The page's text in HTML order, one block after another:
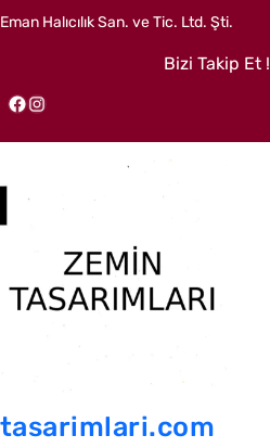
Halıcılık San. ve Tic. Ltd. Şti.
Bizi Takip Et !
Facebook Instagram